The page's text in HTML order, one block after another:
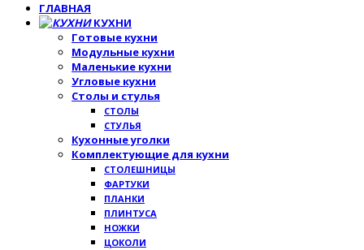
ГЛАВНАЯ
КУХНИ
Готовые кухни
Модульные кухни
Маленькие кухни
Угловые кухни
Столы и стулья
СТОЛЫ
СТУЛЬЯ
Кухонные уголки
Комплектующие для кухни
СТОЛЕШНИЦЫ
ФАРТУКИ
ПЛАНКИ
ПЛИНТУСА
НОЖКИ
ЦОКОЛИ